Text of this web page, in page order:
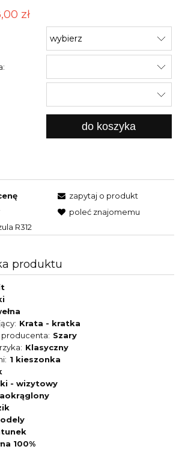
zł
do koszyka
R312
zapytaj o produkt
poleć znajomemu
produktu
Krata - kratka
producenta
Szary
Klasyczny
1 kieszonka
- wizytowy
100%